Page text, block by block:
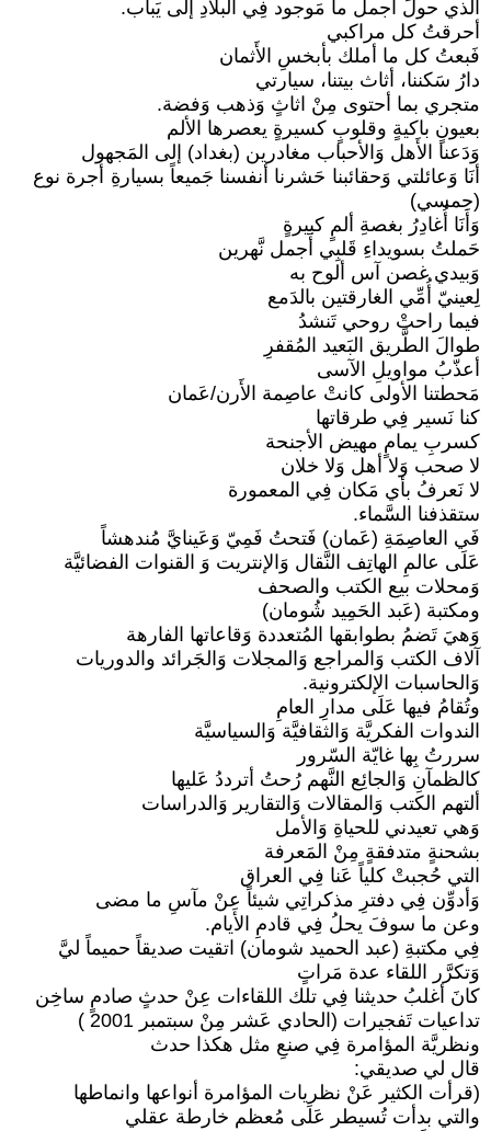
الذي حولَ أجمل ما مَوجود فِي البلادِ إلى يَباب.
أحرقتُ كل مراكبي
فَبعتُ كل ما أملك بأبخسِ الأَثمان
دارُ سَكننا، أثاث بيتنا، سيارتي
متجري بما أحتوى مِنْ اثاثٍ وَذهب وَفضة.
بعيونٍ باكيةٍ وقلوبٍ كسيرةٍ يعصرها الألم
وَدَعنا الأَهل وَالأحباب مغادرين (بغداد) إلى المَجهول
أنَا وَعائلتي وَحقائبنا حَشرنا أنفسنا جَميعاً بسيارةِ أجرة نوع
(جمسي)
وَأَنَا أُغادِرُ بغصةِ ألمٍ كبيرةٍ
حَملتُ بسويداءِ قَلبِي أَجمل نَّهرين
وَبيدي غصن آس ألوح به
لِعينيّ أُمِّي الغارقتين بالدَمع
فيما راحتْ روحي تَنشدُ
طوالَ الطَّريق البَعيد المُقفرِ
أعذّبُ مواويلِ الآسى
مَحطتنا الأولى كانتْ عاصِمة الأَرن/عَمان
كنا نَسير فِي طرقاتها
كسربِ يمامٍ مهيض الأجنحة
لا صحب وَلا أهل وَلا خلان
لا نَعرفُ بأي مَكان فِي المعمورة
ستقذفنا السَّماء.
فَي العاصِمَةِ (عَمان) فَتحتُ فَمِيّ وَعَينايَّ مُندهشاً
عَلَى عالمِ الهاتِف النَّقال وَالإنتريت وَ القنوات الفضائيَّة
وَمحلات بيع الكتب والصحف
ومكتبة (عَبد الحَمِيد شُومان)
وَهيَ تَضمُ بطوابقها المُتعددة وَقاعاتها الفارهة
آلاف الكتب وَالمراجع وَالمجلات وَالجَرائد والدوريات
وَالحاسبات الإلكترونية.
وتُقامُ فيها عَلَى مدارِ العامِ
الندوات الفكريَّة وَالثقافيَّة وَالسياسيَّة
سررتُ بِها غايّة السّرور
كالظمآنِ وَالجائِع النَّهم رُحتُ أترددُ عَليها
ألتهم الكتب وَالمقالات وَالتقارير وَالدراسات
وَهي تعيدني للحياةِ وَالأمل
بشحنةٍ متدفقةٍ مِنْ المَعرفة
التي حُجبتْ كلياً عَنا فِي العراق
وَأدوِّن فِي دفترِ مذكراتِي شيئاً عِنْ مآسِ ما مضى
وعن ما سوفَ يحلُ فِي قادمِ الأيام.
فِي مكتبةِ (عبد الحميد شومان) اتقيت صديقاً حميماً ليَّ
وَتكرَّر اللقاء عدة مَراتٍ
كانَ أغلبُ حديثنا فِي تلك اللقاءات عِنْ حدثٍ صادمٍ ساخِن
تداعيات تَفجيرات (الحادي عَشر مِنْ سبتمبر 2001 )
ونظريَّة المؤامرة فِي صنعِ مثل هكذا حدث
قال لي صديقي:
(قرأت الكثير عَنْ نظريات المؤامرة أنواعها وانماطها
والتي بدأت تُسيطر عَلَى مُعظم خارطة عقلي